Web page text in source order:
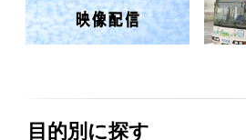
目的別に探す